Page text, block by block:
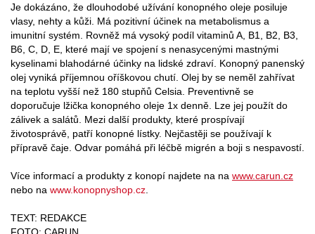
Je dokázáno, že dlouhodobé užívání konopného oleje posiluje
vlasy, nehty a kůži. Má pozitivní účinek na metabolismus a
imunitní systém. Rovněž má vysoký podíl vitaminů A, B1, B2, B3,
B6, C, D, E, které mají ve spojení s nenasycenými mastnými
kyselinami blahodárné účinky na lidské zdraví. Konopný panenský
olej vyniká příjemnou oříškovou chutí. Olej by se neměl zahřívat
na teplotu vyšší než 180 stupňů Celsia. Preventivně se
doporučuje lžička konopného oleje 1x denně. Lze jej použít do
zálivek a salátů. Mezi další produkty, které prospívají
životosprávě, patří konopné lístky. Nejčastěji se používají k
přípravě čaje. Odvar pomáhá při léčbě migrén a boji s nespavostí.
Více informací a produkty z konopí najdete na na www.carun.cz
nebo na www.konopnyshop.cz
TEXT: REDAKCE